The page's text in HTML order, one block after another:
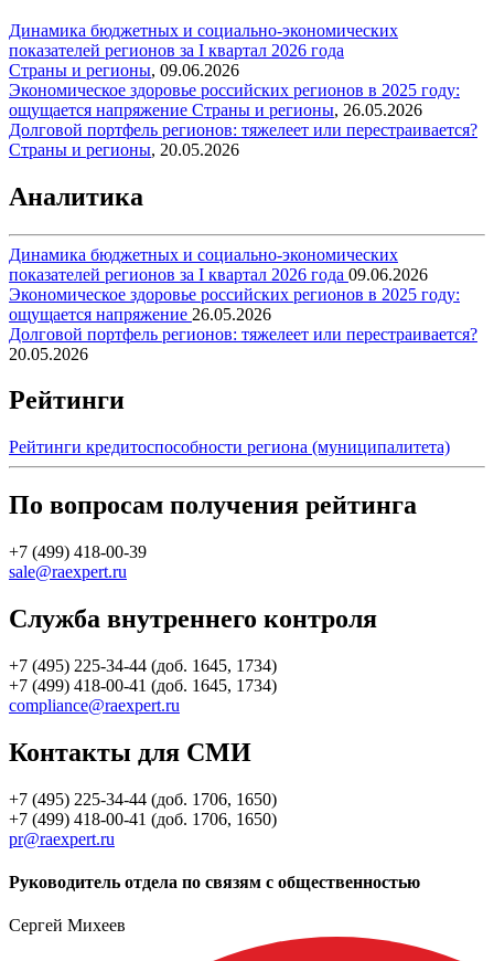
Динамика бюджетных и социально-экономических
показателей регионов за I квартал 2026 года
Страны и регионы, 09.06.2026
Экономическое здоровье российских регионов в 2025 году:
ощущается напряжение Страны и регионы, 26.05.2026
Долговой портфель регионов: тяжелеет или перестраивается?
Страны и регионы, 20.05.2026
Аналитика
Динамика бюджетных и социально-экономических
показателей регионов за I квартал 2026 года 09.06.2026
Экономическое здоровье российских регионов в 2025 году:
ощущается напряжение 26.05.2026
Долговой портфель регионов: тяжелеет или перестраивается?
20.05.2026
Рейтинги
Рейтинги кредитоспособности региона (муниципалитета)
По вопросам получения рейтинга
+7 (499) 418-00-39
sale@raexpert.ru
Служба внутреннего контроля
+7 (495) 225-34-44 (доб. 1645, 1734)
+7 (499) 418-00-41 (доб. 1645, 1734)
compliance@raexpert.ru
Контакты для СМИ
+7 (495) 225-34-44 (доб. 1706, 1650)
+7 (499) 418-00-41 (доб. 1706, 1650)
pr@raexpert.ru
Руководитель отдела по связям с общественностью
Сергей Михеев